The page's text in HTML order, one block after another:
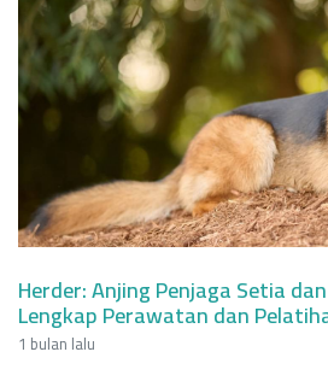
Herder: Anjing Penjaga Setia
Lengkap Perawatan dan
1 bulan lalu